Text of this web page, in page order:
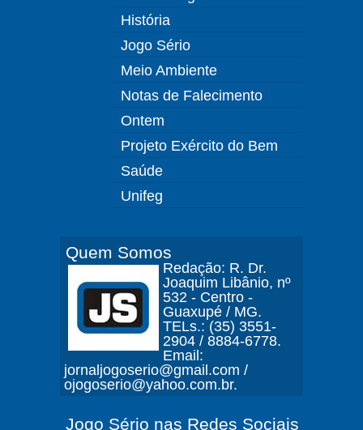
História
Jogo Sério
Meio Ambiente
Notas de Falecimento
Ontem
Projeto Exército do Bem
Saúde
Unifeg
Quem Somos
Redação: R. Dr.
Joaquim Libânio, nº
532 - Centro -
Guaxupé / MG.
TELs.: (35) 3551-
2904 / 8884-6778.
Email:
jornaljogoserio@gmail.com /
ojogoserio@yahoo.com.br.
Jogo Sério nas Redes Sociais